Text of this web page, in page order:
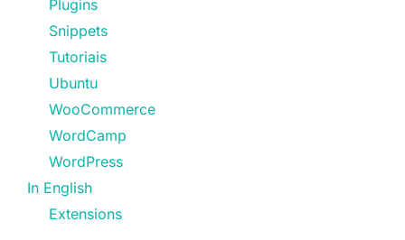
Plugins
Snippets
Tutoriais
Ubuntu
WooCommerce
WordCamp
WordPress
In English
Extensions